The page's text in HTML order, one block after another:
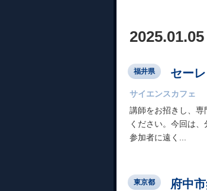
福井県 セー
サイエンスカフェ
講師をお招きし、
ください。今回は
参加者に遠く...
東京都 府中